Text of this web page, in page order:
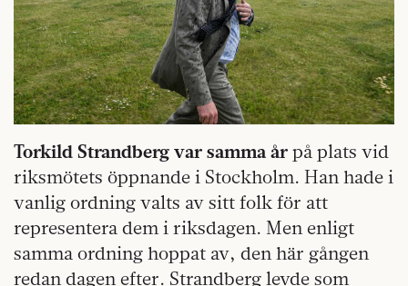
Torkild Strandberg var samma år på plats vid
riksmötets öppnande i Stockholm. Han hade i
vanlig ordning valts av sitt folk för att
representera dem i riksdagen. Men enligt
samma ordning hoppat av, den här gången
redan dagen efter. Strandberg levde som